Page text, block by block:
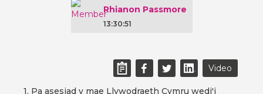
Rhianon Passmore
13:30:51
Video
1. Pa asesiad y mae Llywodraeth Cymru wedi'i